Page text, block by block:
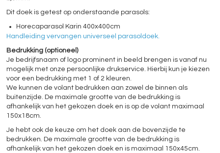
Dit doek is getest op onderstaande parasols:
Horecaparasol Karin 400x400cm
Handleiding vervangen universeel parasoldoek.
Bedrukking (optioneel)
Je bedrijfsnaam of logo prominent in beeld brengen is vanaf nu
mogelijk met onze persoonlijke drukservice. Hierbij kun je kiezen
voor een bedrukking met 1 of 2 kleuren.
We kunnen de volant bedrukken aan zowel de binnen als
buitenzijde. De maximale grootte van de bedrukking is
afhankelijk van het gekozen doek en is op de volant maximaal
150x18cm.
Je hebt ook de keuze om het doek aan de bovenzijde te
bedrukken. De maximale grootte van de bedrukking is
afhankelijk van het gekozen doek en is maximaal 150x45cm.